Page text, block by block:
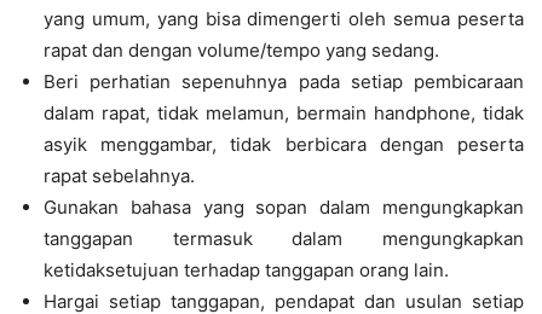
yang umum, yang bisa dimengerti oleh semua peserta
rapat dan dengan volume/tempo yang sedang.
Beri perhatian sepenuhnya pada setiap pembicaraan
dalam rapat, tidak melamun, bermain handphone, tidak
asyik menggambar, tidak berbicara dengan peserta
rapat sebelahnya.
Gunakan bahasa yang sopan dalam mengungkapkan
tanggapan termasuk dalam mengungkapkan
ketidaksetujuan terhadap tanggapan orang lain.
Hargai setiap tanggapan, pendapat dan usulan setiap